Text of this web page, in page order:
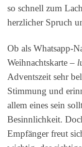
so schnell zum
herzlicher Spruch
Ob als Whatsapp-
Weihnachtskarte –
Adventszeit sehr
Stimmung und
allem eines sein
Besinnlichkeit.
Empfänger freut